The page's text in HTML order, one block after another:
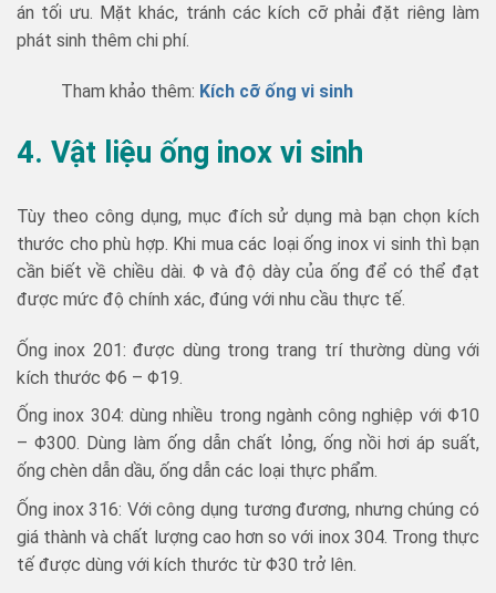
án tối ưu. Mặt khác, tránh các kích cỡ phải đặt riêng làm
phát sinh thêm chi phí.
Tham khảo thêm: Kích cỡ ống vi sinh
4. Vật liệu ống inox vi sinh
Tùy theo công dụng, mục đích sử dụng mà bạn chọn kích
thước cho phù hợp. Khi mua các loại ống inox vi sinh thì bạn
cần biết về chiều dài. Φ và độ dày của ống để có thể đạt
được mức độ chính xác, đúng với nhu cầu thực tế.
Ống inox 201: được dùng trong trang trí thường dùng với
kích thước Φ6 – Φ19.
Ống inox 304: dùng nhiều trong ngành công nghiệp với Φ10
– Φ300. Dùng làm ống dẫn chất lỏng, ống nồi hơi áp suất,
ống chèn dẫn dầu, ống dẫn các loại thực phẩm.
Ống inox 316: Với công dụng tương đương, nhưng chúng có
giá thành và chất lượng cao hơn so với inox 304. Trong thực
tế được dùng với kích thước từ Φ30 trở lên.